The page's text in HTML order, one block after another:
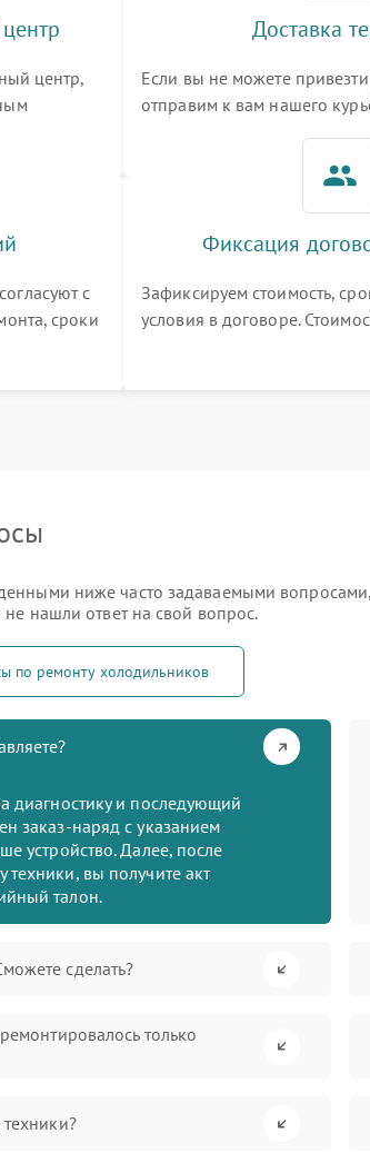
центр,
Доставка
Если вы не можете
отправим к вам нашего
с
сроки
Фиксация
Зафиксируем стоимость,
условия в договоре.
ниже часто задаваемыми
не нашли ответ на свой вопрос.
по ремонту холодильников
диагностику и последующий
заказ-наряд с указанием
устройство. Далее, после
вы получите акт
талон.
сделать?
только